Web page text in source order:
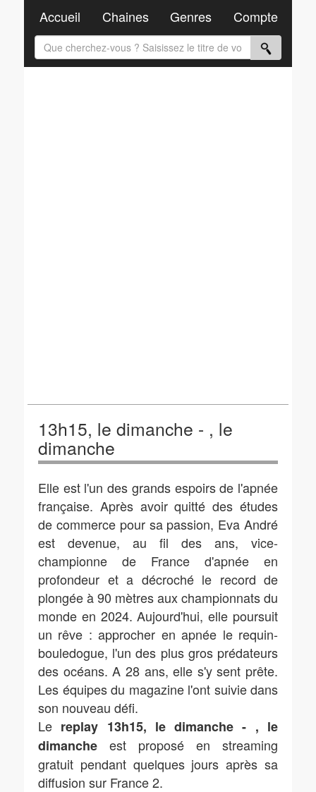
13h15, le dimanche - , le
dimanche
Elle est l'un des grands espoirs de l'apnée
française. Après avoir quitté des études
de commerce pour sa passion, Eva André
est devenue, au fil des ans, vice-
championne de France d'apnée en
profondeur et a décroché le record de
plongée à 90 mètres aux championnats du
monde en 2024. Aujourd'hui, elle poursuit
un rêve : approcher en apnée le requin-
bouledogue, l'un des plus gros prédateurs
des océans. A 28 ans, elle s'y sent prête.
Les équipes du magazine l'ont suivie dans
son nouveau défi.
Le replay 13h15, le dimanche - , le
dimanche est proposé en streaming
gratuit pendant quelques jours après sa
diffusion sur France 2.
Accueil Chaines Genres Compte